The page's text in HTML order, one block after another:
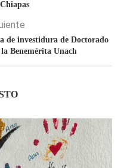
de investidura de Doctorado
Benemérita Unach